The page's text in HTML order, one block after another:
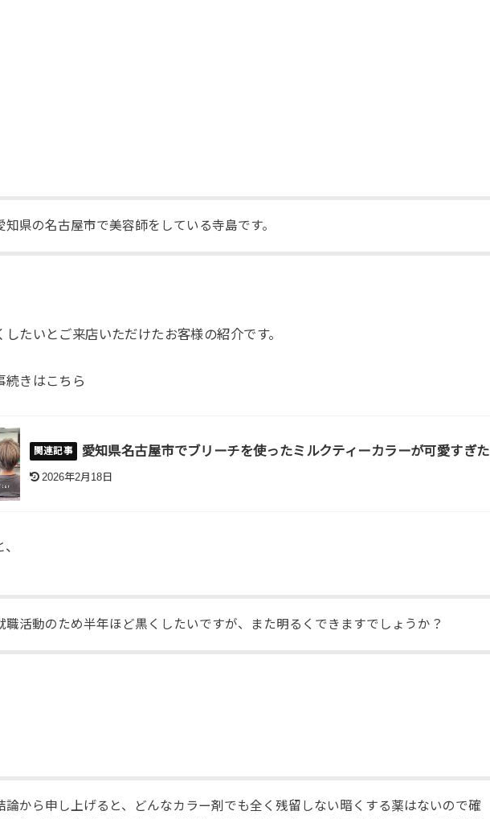
知県の名古屋市で美容師をしている寺島です。
たいとご来店いただけたお客様の紹介です。
続きはこちら
愛知県名古屋市でブリーチを使ったミルクティーカラーが可愛すぎた
2026年2月18日
職活動のため半年ほど黒くしたいですが、また明るくできますでしょうか？
論から申し上げると、どんなカラー剤でも全く残留しない暗くする薬はないので確